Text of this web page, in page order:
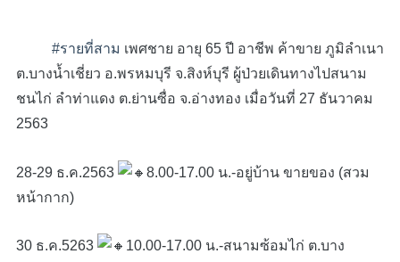
#รายที่สาม เพศชาย อายุ 65 ปี อาชีพ ค้าขาย ภูมิลำเนา
ต.บางน้ำเชี่ยว อ.พรหมบุรี จ.สิงห์บุรี ผู้ป่วยเดินทางไปสนาม
ชนไก่ ลำท่าแดง ต.ย่านซื่อ จ.อ่างทอง เมื่อวันที่ 27 ธันวาคม
2563
28-29 ธ.ค.2563
8.00-17.00 น.-อยู่บ้าน ขายของ (สวม
หน้ากาก)
30 ธ.ค.5263
10.00-17.00 น.-สนามซ้อมไก่ ต.บาง